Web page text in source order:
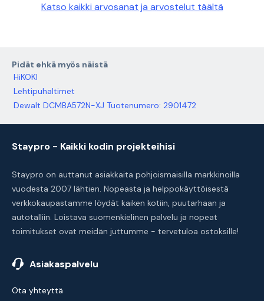
Katso kaikki arvosanat ja arvostelut täältä
Pidät ehkä myös näistä
HiKOKI
Lehtipuhaltimet
Dewalt DCMBA572N-XJ Tuotenumero: 2901472
Staypro - Kaikki kodin projekteihisi
Staypro on auttanut asiakkaita pohjoismaisilla markkinoilla
vuodesta 2007 lähtien. Nopeasta ja helppokäyttöisestä
verkkokaupastamme löydät kaiken kotiin, puutarhaan ja
autotalliin. Loistava suomenkielinen palvelu ja nopeat
toimitukset ovat meidän juttumme - tervetuloa ostoksille!
Asiakaspalvelu
Ota yhteyttä